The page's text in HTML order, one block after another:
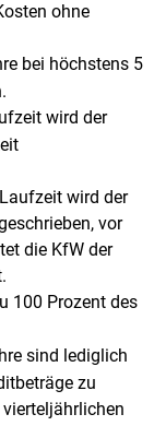
ohne
bei höchstens 5
wird der
wird der
vor
die KfW der
100 Prozent des
sind lediglich
zu